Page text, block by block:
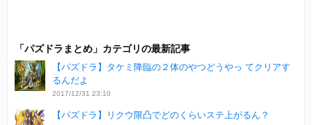
「パズドラまとめ」カテゴリの最新記事
【パズドラ】タケミ降臨の２体のやつどうやっ てクリアす
るんだよ
2017/12/31 23:10
【パズドラ】リクウ限凸でどのくらいステ上がるん？